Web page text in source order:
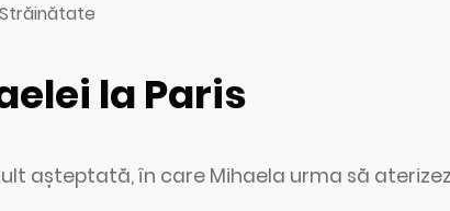
la Paris
așteptată, în care Mihaela urma să